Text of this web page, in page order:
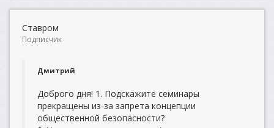
Ставром
Подписчик
Дмитрий
Доброго дня! 1. Подскажите семинары
прекращены из-за запрета концепции
общественной безопасности?